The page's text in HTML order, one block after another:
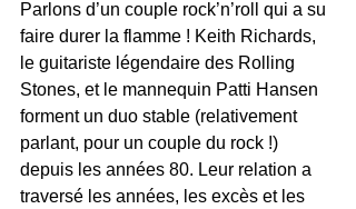
Parlons d’un couple rock’n’roll qui a su
faire durer la flamme ! Keith Richards,
le guitariste légendaire des Rolling
Stones, et le mannequin Patti Hansen
forment un duo stable (relativement
parlant, pour un couple du rock !)
depuis les années 80. Leur relation a
traversé les années, les excès et les